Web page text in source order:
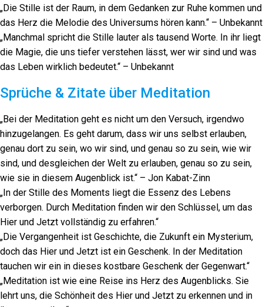
„Die Stille ist der Raum, in dem Gedanken zur Ruhe kommen und
das Herz die Melodie des Universums hören kann.“ – Unbekannt
„Manchmal spricht die Stille lauter als tausend Worte. In ihr liegt
die Magie, die uns tiefer verstehen lässt, wer wir sind und was
das Leben wirklich bedeutet.“ – Unbekannt
Sprüche & Zitate über Meditation
„Bei der Meditation geht es nicht um den Versuch, irgendwo
hinzugelangen. Es geht darum, dass wir uns selbst erlauben,
genau dort zu sein, wo wir sind, und genau so zu sein, wie wir
sind, und desgleichen der Welt zu erlauben, genau so zu sein,
wie sie in diesem Augenblick ist.“ – Jon Kabat-Zinn
„In der Stille des Moments liegt die Essenz des Lebens
verborgen. Durch Meditation finden wir den Schlüssel, um das
Hier und Jetzt vollständig zu erfahren.“
„Die Vergangenheit ist Geschichte, die Zukunft ein Mysterium,
doch das Hier und Jetzt ist ein Geschenk. In der Meditation
tauchen wir ein in dieses kostbare Geschenk der Gegenwart.“
„Meditation ist wie eine Reise ins Herz des Augenblicks. Sie
lehrt uns, die Schönheit des Hier und Jetzt zu erkennen und in